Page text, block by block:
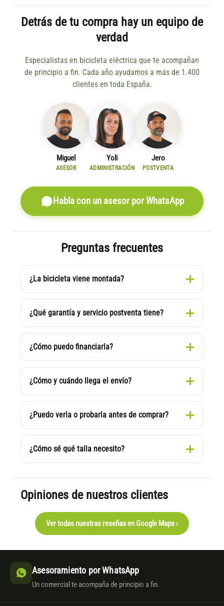
Detrás de tu compra hay un equipo de
verdad
Especialistas en bicicleta eléctrica que te acompañan
de principio a fin. Cada año ayudamos a más de 1.400
clientes en toda España.
Miguel
ASESOR
Yoli
ADMINISTRACIÓN
Jero
POSTVENTA
Habla con un asesor por WhatsApp
Preguntas frecuentes
¿La bicicleta viene montada?
¿Qué garantía y servicio postventa tiene?
¿Cómo puedo financiarla?
¿Cómo y cuándo llega el envío?
¿Puedo verla o probarla antes de comprar?
¿Cómo sé qué talla necesito?
Opiniones de nuestros clientes
Ver todas nuestras reseñas en Google Maps ›
Asesoramiento por WhatsApp
Un comercial te acompaña de principio a fin.